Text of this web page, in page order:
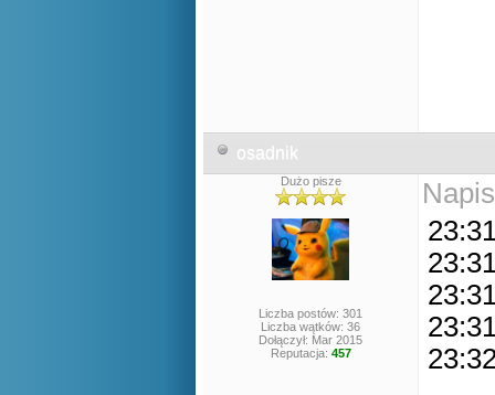
osadnik
Dużo pisze
Liczba postów: 301
Liczba wątków: 36
Dołączył: Mar 2015
Reputacja: 457